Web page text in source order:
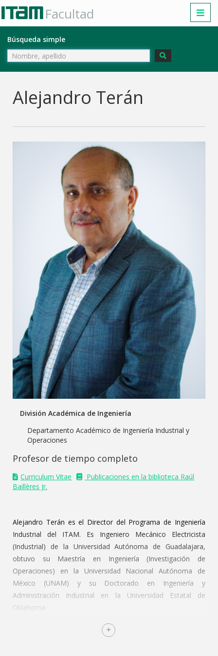
Facultad
Búsqueda simple
Alejandro Terán
División Académica de Ingeniería
Departamento Académico de Ingeniería Industrial y
Operaciones
Profesor de tiempo completo
Curriculum Vitae
Publicaciones en la biblioteca Raúl
Baillères Jr.
Alejandro Terán es el Director del Programa de Ingeniería
Industrial del ITAM. Es Ingeniero Mecánico Electricista
(Industrial) de la Universidad Autónoma de Guadalajara,
obtuvo su Maestría en Ingeniería (Investigación de
Operaciones) en la Universidad Nacional Autónoma de
México (UNAM) y su Doctorado en Ingeniería y
Administración Industrial en la Universidad Estatal de
Oklahoma.
Sus áreas de interés incluyen: Educación en Ingeniería,
Ingeniería de Calidad, Ingeniería de Producción e